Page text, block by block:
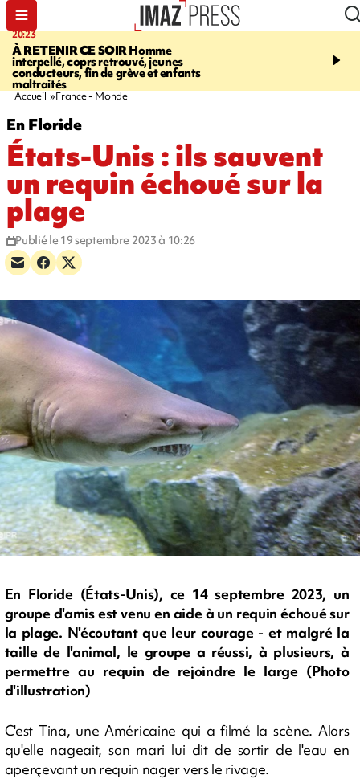
20:23
À RETENIR CE SOIRHomme
interpellé, coprs retrouvé, jeunes
conducteurs, fin de grève et enfants
maltraités
06:04
à La Réunion - des
Accueil France - Monde
En Floride
États-Unis : ils sauvent
un requin échoué sur la
plage
Publié le 19 septembre 2023 à 10:26
En Floride (États-Unis), ce 14 septembre 2023, un
groupe d'amis est venu en aide à un requin échoué sur
la plage. N'écoutant que leur courage - et malgré la
taille de l'animal, le groupe a réussi, à plusieurs, à
permettre au requin de rejoindre le large (Photo
d'illustration)
C'est Tina, une Américaine qui a filmé la scène. Alors
qu'elle nageait, son mari lui dit de sortir de l'eau en
aperçevant un requin nager vers le rivage.